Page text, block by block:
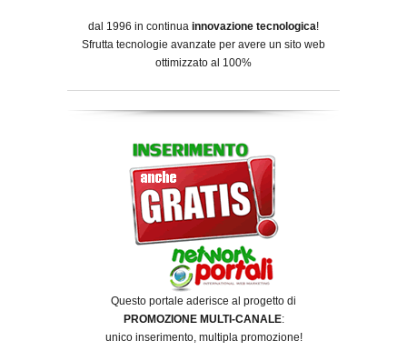
dal 1996 in continua innovazione tecnologica!
Sfrutta tecnologie avanzate per avere un sito web
ottimizzato al 100%
Questo portale aderisce al progetto di
PROMOZIONE MULTI-CANALE:
unico inserimento, multipla promozione!